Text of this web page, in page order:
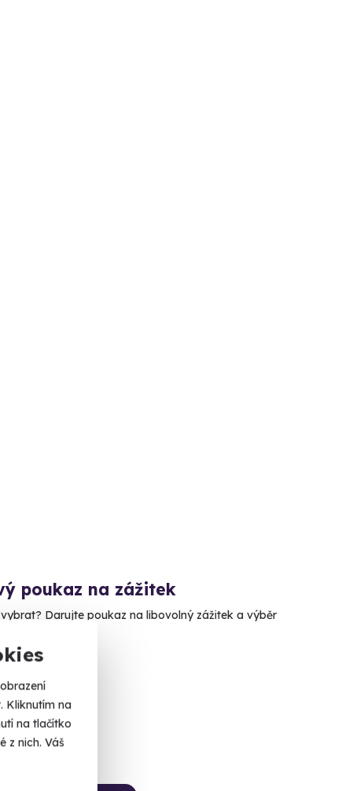
Kliknutím na
na tlačítko
z nich. Váš
poukaz na zážitek
Darujte poukaz na libovolný zážitek a výběr